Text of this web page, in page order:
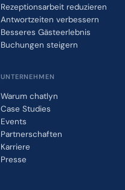
Rezeptionsarbeit reduzieren
Antwortzeiten verbessern
Besseres Gästeerlebnis
Buchungen steigern
UNTERNEHMEN
Warum chatlyn
Case Studies
Events
Partnerschaften
Karriere
Presse